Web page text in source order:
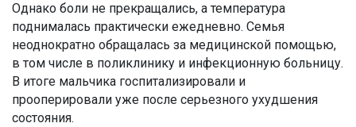
Однако боли не прекращались, а температура
поднималась практически ежедневно. Семья
неоднократно обращалась за медицинской помощью,
в том числе в поликлинику и инфекционную больницу.
В итоге мальчика госпитализировали и
прооперировали уже после серьезного ухудшения
состояния.